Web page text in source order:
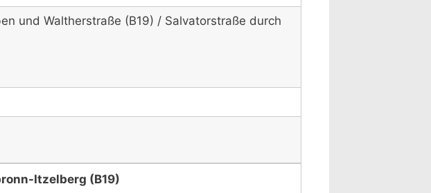
und Waltherstraße (B19) / Salvatorstraße durch
Itzelberg (B19)